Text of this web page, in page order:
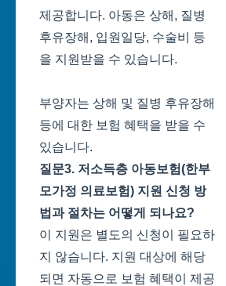
제공합니다. 아동은 상해, 질병
후유장해, 입원일당, 수술비 등
을 지원받을 수 있습니다.
부양자는 상해 및 질병 후유장해
등에 대한 보험 혜택을 받을 수
있습니다.
질문3. 저소득층 아동보험(한부
모가정 의료보험) 지원 신청 방
법과 절차는 어떻게 되나요?
이 지원은 별도의 신청이 필요하
지 않습니다. 지원 대상에 해당
되면 자동으로 보험 혜택이 제공